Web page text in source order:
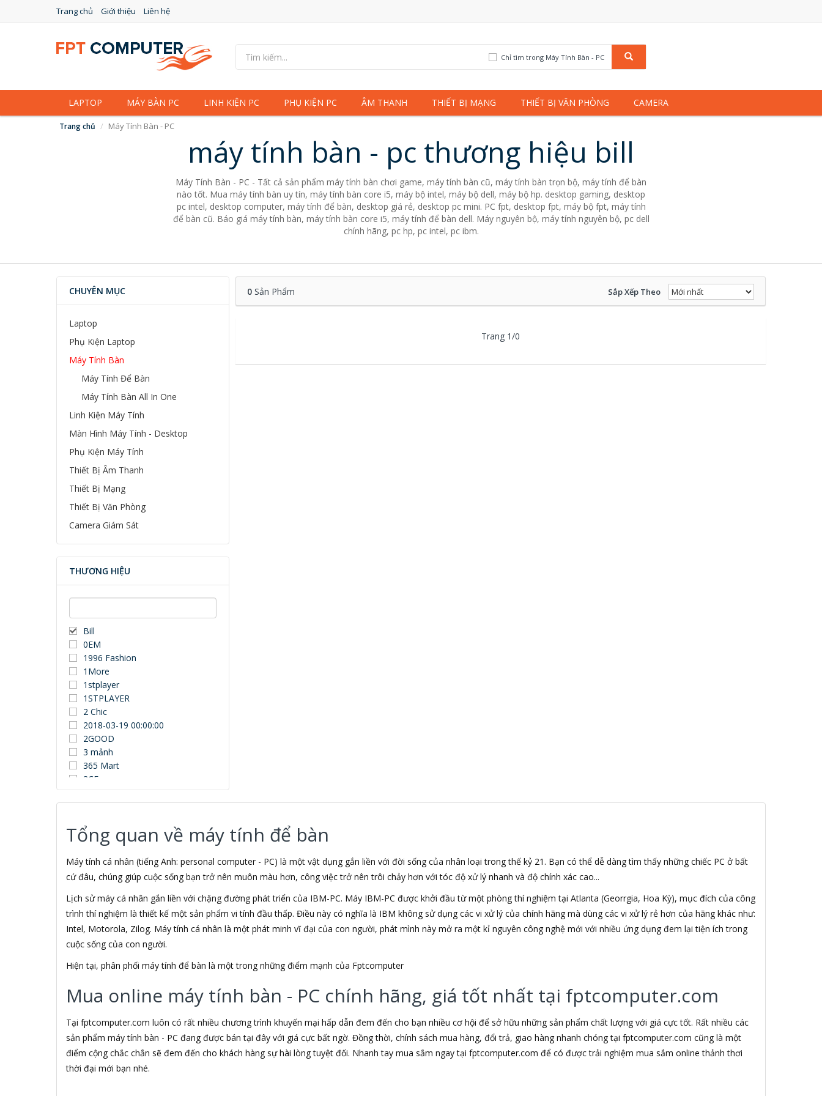
Trang chủ Giới thiệu Liên hệ
Chỉ tìm trong Máy Tính Bàn - PC
LAPTOP MÁY BÀN PC LINH KIỆN PC PHỤ KIỆN PC ÂM THANH THIẾT BỊ MẠNG THIẾT BỊ VĂN PHÒNG CAMERA
Trang chủ Máy Tính Bàn - PC
máy tính bàn - pc thương hiệu bill
Máy Tính Bàn - PC - Tất cả sản phẩm máy tính bàn chơi game, máy tính bàn cũ, máy tính bàn trọn bộ, máy tính để bàn
nào tốt. Mua máy tính bàn uy tín, máy tính bàn core i5, máy bộ intel, máy bộ dell, máy bộ hp. desktop gaming, desktop
pc intel, desktop computer, máy tính để bàn, desktop giá rẻ, desktop pc mini. PC fpt, desktop fpt, máy bộ fpt, máy tính
để bàn cũ. Báo giá máy tính bàn, máy tính bàn core i5, máy tính để bàn dell. Máy nguyên bộ, máy tính nguyên bộ, pc dell
chính hãng, pc hp, pc intel, pc ibm.
CHUYÊN MỤC
Laptop
Phụ Kiện Laptop
Máy Tính Bàn
Máy Tính Để Bàn
Máy Tính Bàn All In One
Linh Kiện Máy Tính
Màn Hình Máy Tính - Desktop
Phụ Kiện Máy Tính
Thiết Bị Âm Thanh
Thiết Bị Mạng
Thiết Bị Văn Phòng
Camera Giám Sát
THƯƠNG HIỆU
Bill
0EM
1996 Fashion
1More
1stplayer
1STPLAYER
2 Chic
2018-03-19 00:00:00
2GOOD
3 mảnh
365 Mart
3CE
3Dconnexion
3DUN
3M
3NOD
3OneData
4D
5ASYSTEMS
7Gift Shop
8848
A 100+
A Bonne
A Brand
A & T
Aardvark
Abel
Abo
ACASIS
Acatel
Acbel
0Sản Phẩm Sắp Xếp Theo
Trang 1/0
Tổng quan về máy tính để bàn
Máy tính cá nhân (tiếng Anh: personal computer - PC) là một vật dụng gắn liền với đời sống của nhân loại trong thế kỷ 21. Bạn có thể dễ dàng tìm thấy những chiếc PC ở bất
cứ đâu, chúng giúp cuộc sống bạn trở nên muôn màu hơn, công việc trở nên trôi chảy hơn với tóc độ xử lý nhanh và độ chính xác cao...
Lịch sử máy cá nhân gắn liền với chặng đường phát triển của IBM-PC. Máy IBM-PC được khởi đầu từ một phòng thí nghiệm tại Atlanta (Georrgia, Hoa Kỳ), mục đích của công
trình thí nghiệm là thiết kế một sản phẩm vi tính đầu thấp. Điều này có nghĩa là IBM không sử dụng các vi xử lý của chính hãng mà dùng các vi xử lý rẻ hơn của hãng khác như:
Intel, Motorola, Zilog. Máy tính cá nhân là một phát minh vĩ đại của con người, phát mình này mở ra một kỉ nguyên công nghệ mới với nhiều ứng dụng đem lại tiện ích trong
cuộc sống của con người.
Hiện tại, phân phối máy tính để bàn là một trong những điểm mạnh của Fptcomputer
Mua online máy tính bàn - PC chính hãng, giá tốt nhất tại fptcomputer.com
Tại fptcomputer.com luôn có rất nhiều chương trình khuyến mại hấp dẫn đem đến cho bạn nhiều cơ hội để sở hữu những sản phẩm chất lượng với giá cực tốt. Rất nhiều các
sản phẩm máy tính bàn - PC đang được bán tại đây với giá cực bất ngờ. Đồng thời, chính sách mua hàng, đổi trả, giao hàng nhanh chóng tại fptcomputer.com cũng là một
điểm cộng chắc chắn sẽ đem đến cho khách hàng sự hài lòng tuyệt đối. Nhanh tay mua sắm ngay tại fptcomputer.com để có được trải nghiệm mua sắm online thảnh thơi
thời đại mới bạn nhé.